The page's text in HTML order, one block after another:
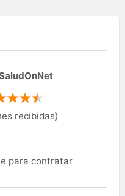
recibidas)
para contratar